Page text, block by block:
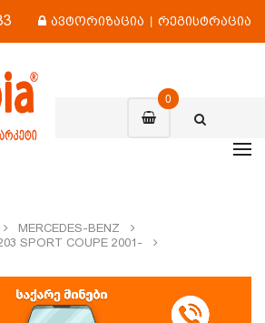
ავტორიზაცია | რეგისტრაცია
0
MERCEDES-BENZ
SPORT COUPE 2001-